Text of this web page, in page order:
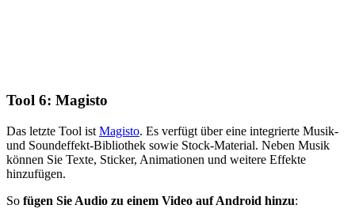
Tool 6: Magisto
Das letzte Tool ist Magisto. Es verfügt über eine integrierte Musik‑
und Soundeffekt‑Bibliothek sowie Stock‑Material. Neben Musik
können Sie Texte, Sticker, Animationen und weitere Effekte
hinzufügen.
So fügen Sie Audio zu einem Video auf Android hinzu: